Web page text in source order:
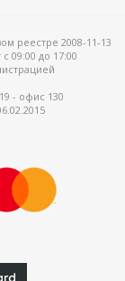
реестре 2008-11-13
09:00 до 17:00
- офис 130